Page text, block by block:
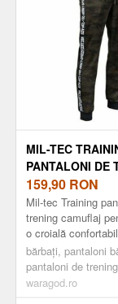
MIL-TEC
PANTALONI DE
CAMUFLAJ
BĂRBAȚI,
159,90 RON
Mil-tec Training
trening camuflaj
o croială
produse din
în talie cu un șnur...
bărbați, pantaloni
pantaloni de
bărbați
waragod.ro